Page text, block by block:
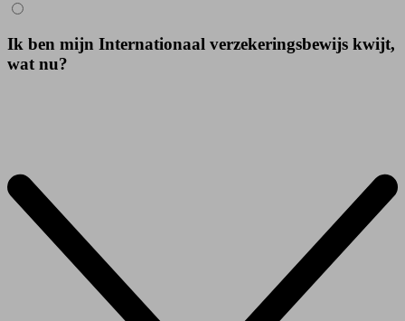
Ik ben mijn Internationaal verzekeringsbewijs kwijt,
wat nu?